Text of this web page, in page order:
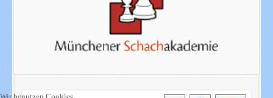
Wir benutzen Cookies